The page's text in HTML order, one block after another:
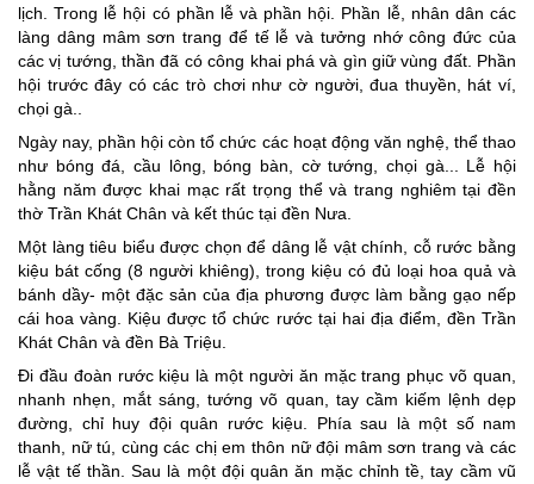
lịch. Trong lễ hội có phần lễ và phần hội. Phần lễ, nhân dân các
làng dâng mâm sơn trang để tế lễ và tưởng nhớ công đức của
các vị tướng, thần đã có công khai phá và gìn giữ vùng đất. Phần
hội trước đây có các trò chơi như cờ người, đua thuyền, hát ví,
chọi gà..
Ngày nay, phần hội còn tổ chức các hoạt động văn nghệ, thể thao
như bóng đá, cầu lông, bóng bàn, cờ tướng, chọi gà... Lễ hội
hằng năm được khai mạc rất trọng thể và trang nghiêm tại đền
thờ Trần Khát Chân và kết thúc tại đền Nưa.
Một làng tiêu biểu được chọn để dâng lễ vật chính, cỗ rước bằng
kiệu bát cống (8 người khiêng), trong kiệu có đủ loại hoa quả và
bánh dầy- một đặc sản của địa phương được làm bằng gạo nếp
cái hoa vàng. Kiệu được tổ chức rước tại hai địa điểm, đền Trần
Khát Chân và đền Bà Triệu.
Đi đầu đoàn rước kiệu là một người ăn mặc trang phục võ quan,
nhanh nhẹn, mắt sáng, tướng võ quan, tay cầm kiếm lệnh dẹp
đường, chỉ huy đội quân rước kiệu. Phía sau là một số nam
thanh, nữ tú, cùng các chị em thôn nữ đội mâm sơn trang và các
lễ vật tế thần. Sau là một đội quân ăn mặc chỉnh tề, tay cầm vũ